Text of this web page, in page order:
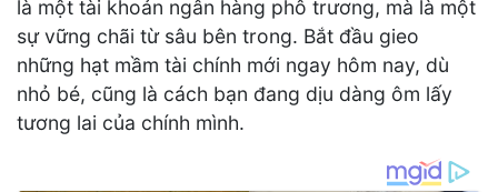
là một tài khoản ngân hàng phô trương, mà là một
sự vững chãi từ sâu bên trong. Bắt đầu gieo
những hạt mầm tài chính mới ngay hôm nay, dù
nhỏ bé, cũng là cách bạn đang dịu dàng ôm lấy
tương lai của chính mình.